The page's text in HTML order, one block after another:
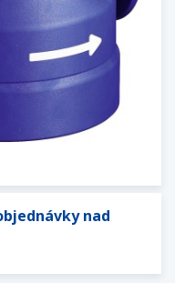
nad